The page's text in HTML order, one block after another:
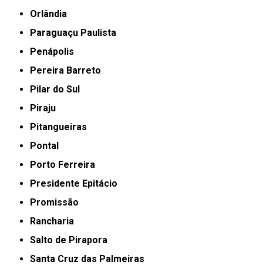
Orlândia
Paraguaçu Paulista
Penápolis
Pereira Barreto
Pilar do Sul
Piraju
Pitangueiras
Pontal
Porto Ferreira
Presidente Epitácio
Promissão
Rancharia
Salto de Pirapora
Santa Cruz das Palmeiras